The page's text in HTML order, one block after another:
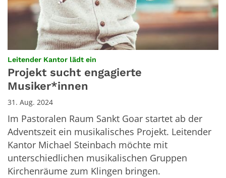
Leitender Kantor lädt ein
Projekt sucht engagierte
Musiker*innen
31. Aug. 2024
Im Pastoralen Raum Sankt Goar startet ab der
Adventszeit ein musikalisches Projekt. Leitender
Kantor Michael Steinbach möchte mit
unterschiedlichen musikalischen Gruppen
Kirchenräume zum Klingen bringen.